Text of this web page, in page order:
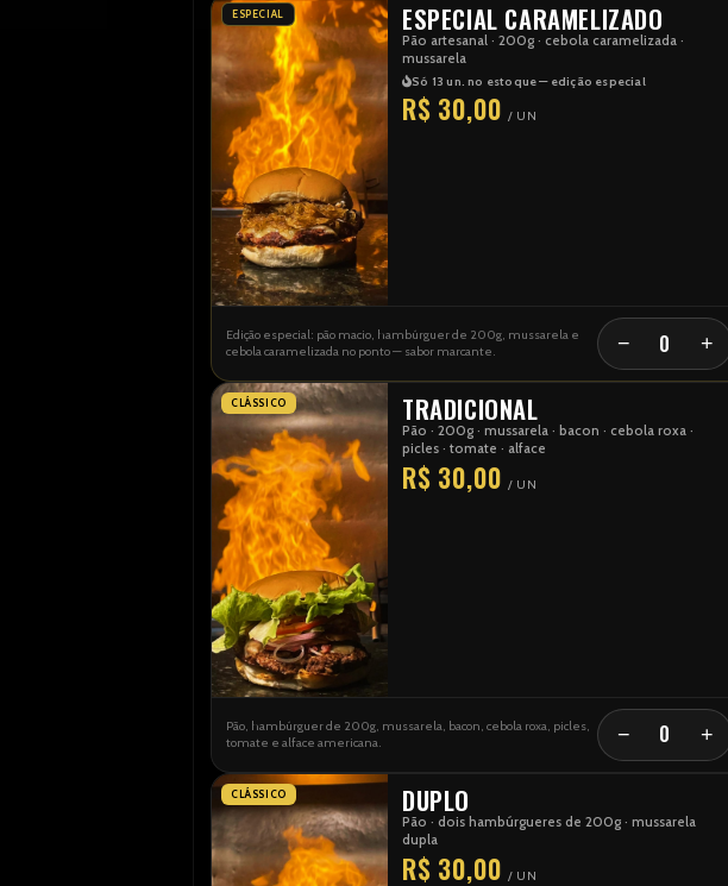
ESPECIAL ESPECIAL CARAMELIZADO
Pão artesanal · 200g · cebola caramelizada ·
mussarela
Só 13 un. no estoque — edição especial
R$ 30,00/ UN
Edição especial: pão macio, hambúrguer de 200g, mussarela e
cebola caramelizada no ponto — sabor marcante.
− 0 +
CLÁSSICO TRADICIONAL
Pão · 200g · mussarela · bacon · cebola roxa ·
picles · tomate · alface
R$ 30,00/ UN
Pão, hambúrguer de 200g, mussarela, bacon, cebola roxa, picles,
tomate e alface americana.
− 0 +
CLÁSSICO DUPLO
Pão · dois hambúrgueres de 200g · mussarela
dupla
R$ 30,00/ UN